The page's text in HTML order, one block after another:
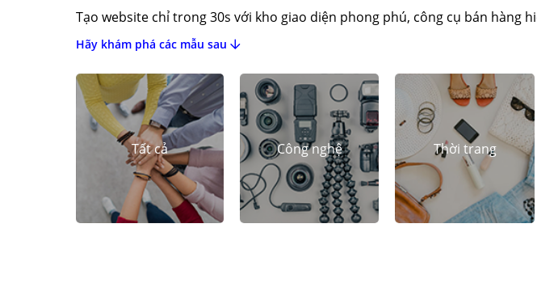
Tạo website chỉ trong 30s với kho giao diện phong phú, công cụ bán hàng
Hãy khám phá các mẫu sau
Tất cả Công nghệ Thời trang